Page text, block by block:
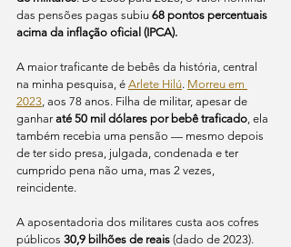
das pensões pagas subiu 68 pontos percentuais
acima da inflação oficial (IPCA).
A maior traficante de bebês da história, central
na minha pesquisa, é Arlete Hilú. Morreu em
2023, aos 78 anos. Filha de militar, apesar de
ganhar até 50 mil dólares por bebê traficado, ela
também recebia uma pensão — mesmo depois
de ter sido presa, julgada, condenada e ter
cumprido pena não uma, mas 2 vezes,
reincidente.
A aposentadoria dos militares custa aos cofres
públicos 30,9 bilhões de reais (dado de 2023).